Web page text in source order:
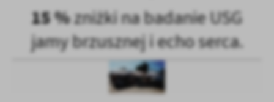
15 %zniżki na badanie USG
jamy brzusznej i echo serca.